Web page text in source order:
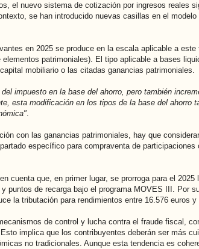
el nuevo sistema de cotización por ingresos reales
se han introducido nuevas casillas en el
en 2025 se produce en la escala aplicable a
patrimoniales). El tipo aplicable a bases
mobiliario o las citadas ganancias patrimoniales.
impuesto en la base del ahorro, pero también
esta modificación en los tipos de la base del ahorro
.
con las ganancias patrimoniales, hay que
específico para compraventa de
cuenta que, en primer lugar, se prorroga para el
de recarga bajo el programa MOVES III. Por
la tributación para rendimientos entre 16.576 euros y
de control y lucha contra el fraude fiscal,
implica que los contribuyentes deberán ser más
no tradicionales. Aunque esta tendencia es